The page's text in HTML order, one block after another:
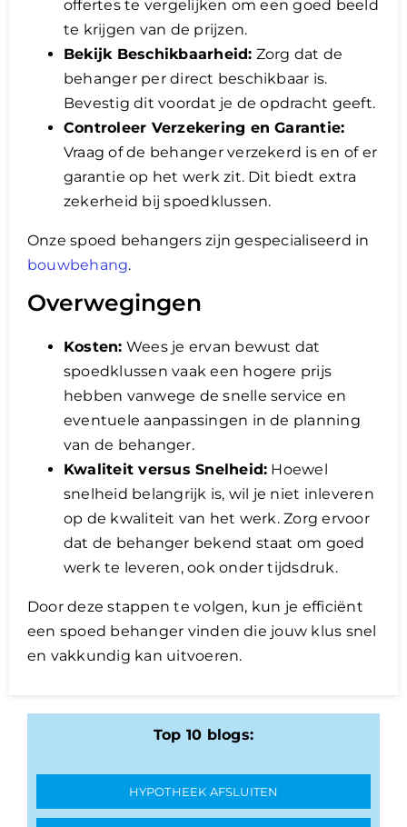
offertes te vergelijken om een goed beeld
te krijgen van de prijzen.
Bekijk Beschikbaarheid: Zorg dat de
behanger per direct beschikbaar is.
Bevestig dit voordat je de opdracht geeft.
Controleer Verzekering en Garantie:
Vraag of de behanger verzekerd is en of er
garantie op het werk zit. Dit biedt extra
zekerheid bij spoedklussen.
Onze spoed behangers zijn gespecialiseerd in
bouwbehang.
Overwegingen
Kosten: Wees je ervan bewust dat
spoedklussen vaak een hogere prijs
hebben vanwege de snelle service en
eventuele aanpassingen in de planning
van de behanger.
Kwaliteit versus Snelheid: Hoewel
snelheid belangrijk is, wil je niet inleveren
op de kwaliteit van het werk. Zorg ervoor
dat de behanger bekend staat om goed
werk te leveren, ook onder tijdsdruk.
Door deze stappen te volgen, kun je efficiënt
een spoed behanger vinden die jouw klus snel
en vakkundig kan uitvoeren.
Top 10 blogs:
HYPOTHEEK AFSLUITEN